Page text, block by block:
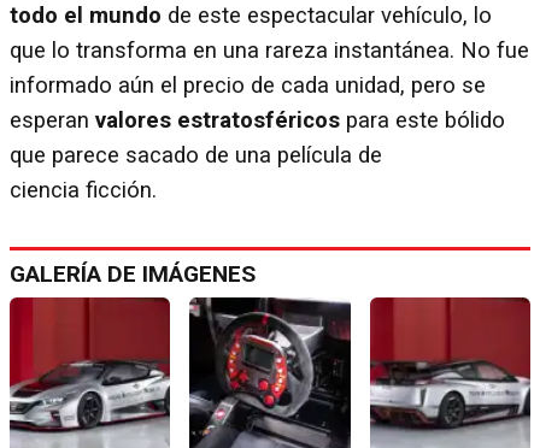
todo el mundo de este espectacular vehículo, lo
que lo transforma en una rareza instantánea. No fue
informado aún el precio de cada unidad, pero se
esperan valores estratosféricos para este bólido
que parece sacado de una película de
ciencia ficción.
GALERÍA DE IMÁGENES